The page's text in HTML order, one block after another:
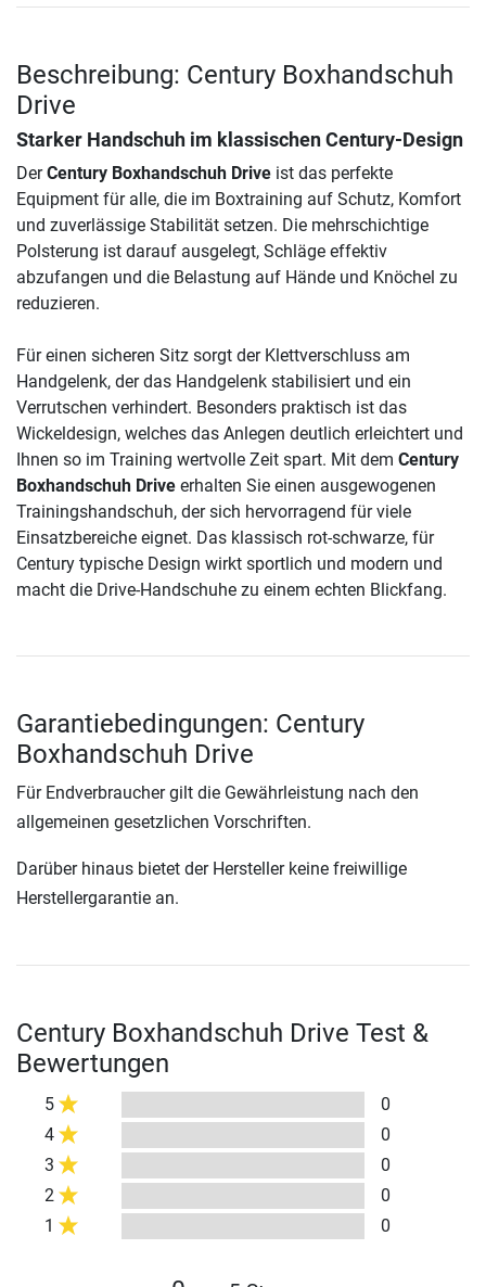
Beschreibung: Century Boxhandschuh
Drive
Starker Handschuh im klassischen Century-Design
DerCentury Boxhandschuh Drive ist das perfekte
Equipment für alle, die im Boxtraining auf Schutz, Komfort
und zuverlässige Stabilität setzen. Die mehrschichtige
Polsterung ist darauf ausgelegt, Schläge effektiv
abzufangen und die Belastung auf Hände und Knöchel zu
reduzieren.
Für einen sicheren Sitz sorgt der Klettverschluss am
Handgelenk, der das Handgelenk stabilisiert und ein
Verrutschen verhindert. Besonders praktisch ist das
Wickeldesign, welches das Anlegen deutlich erleichtert und
Ihnen so im Training wertvolle Zeit spart. Mit dem Century
Boxhandschuh Drive erhalten Sie einen ausgewogenen
Trainingshandschuh, der sich hervorragend für viele
Einsatzbereiche eignet. Das klassisch rot-schwarze, für
Century typische Design wirkt sportlich und modern und
macht die Drive-Handschuhe zu einem echten Blickfang.
Garantiebedingungen: Century
Boxhandschuh Drive
Für Endverbraucher gilt die Gewährleistung nach den
allgemeinen gesetzlichen Vorschriften.
Darüber hinaus bietet der Hersteller keine freiwillige
Herstellergarantie an.
Century Boxhandschuh Drive Test &
Bewertungen
5
0
4
0
3
0
2
0
1
0